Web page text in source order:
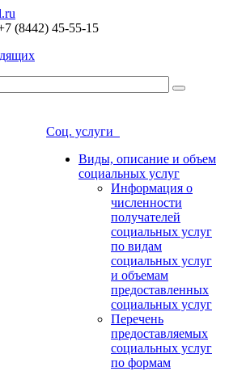
(8442) 45-55-15
Соц. услуги
Виды, описание и объем
социальных услуг
Информация о
численности
получателей
социальных услуг
по видам
социальных услуг
и объемам
предоставленных
социальных услуг
Перечень
предоставляемых
социальных услуг
по формам